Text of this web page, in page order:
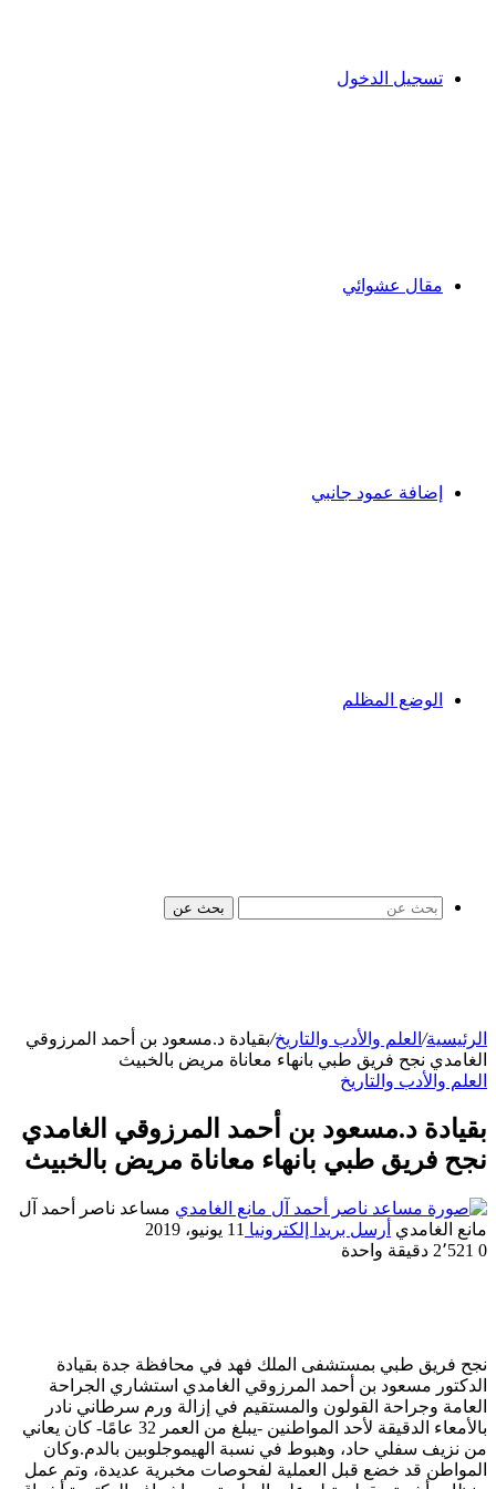
تسجيل الدخول
مقال عشوائي
إضافة عمود جانبي
الوضع المظلم
بحث عن
الرئيسية/ العلم والأدب والتاريخ/بقيادة د.مسعود بن أحمد المرزوقي
الغامدي نجح فريق طبي بانهاء معاناة مريض بالخبيث
العلم والأدب والتاريخ
بقيادة د.مسعود بن أحمد المرزوقي الغامدي
نجح فريق طبي بانهاء معاناة مريض بالخبيث
مساعد ناصر أحمد آل
مانع الغامدي أرسل بريدا إلكترونيا 11 يونيو، 2019
0
دقيقة واحدة
نجح فريق طبي بمستشفى الملك فهد في محافظة جدة بقيادة
الدكتور مسعود بن أحمد المرزوقي الغامدي استشاري الجراحة
العامة وجراحة القولون والمستقيم في إزالة ورم سرطاني نادر
بالأمعاء الدقيقة لأحد المواطنين -يبلغ من العمر 32 عامًا- كان يعاني
من نزيف سفلي حاد، وهبوط في نسبة الهيموجلوبين بالدم.وكان
المواطن قد خضع قبل العملية لفحوصات مخبرية عديدة، وتم عمل